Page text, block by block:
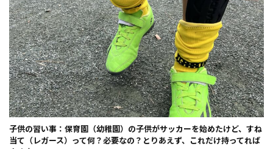
子供の習い事：保育園（幼稚園）の子供がサッカーを始めたけど、すね
当て（レガース）って何？必要なの？とりあえず、これだけ持ってれば